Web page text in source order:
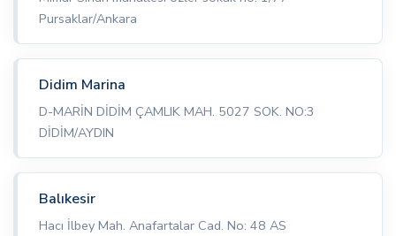
Pursaklar/Ankara
Didim Marina
D-MARİN DİDİM ÇAMLIK MAH. 5027 SOK. NO:3
DİDİM/AYDIN
Balıkesir
Hacı İlbey Mah. Anafartalar Cad. No: 48 AS